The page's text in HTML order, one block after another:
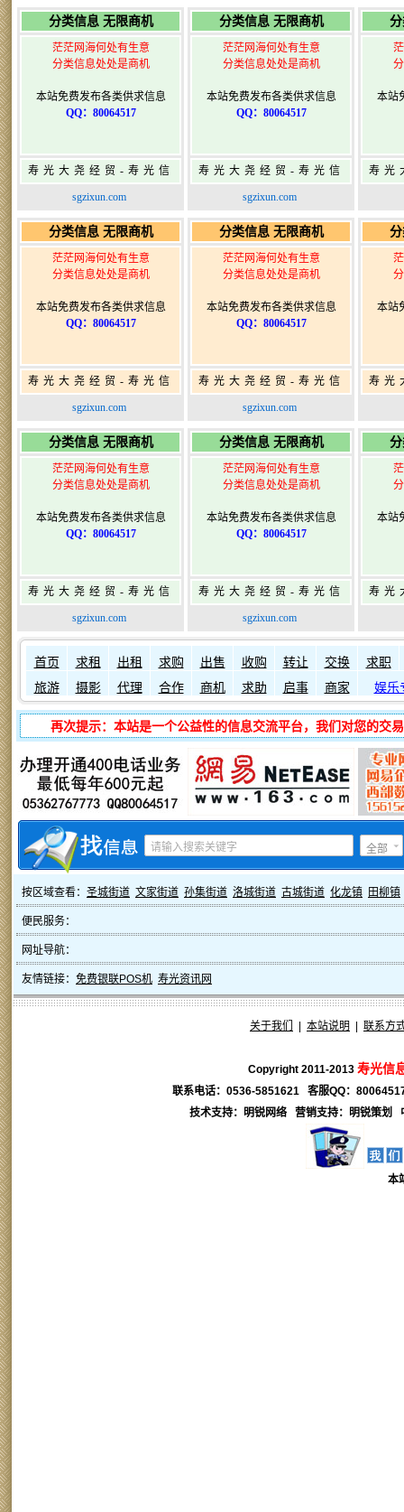
分类信息 无限商机
茫茫网海何处有生意
分类信息处处是商机
本站免费发布各类供求信息
QQ：80064517
寿光大尧经贸-寿光信
息网-免费信息发布网-
sgzixun.com
分类信息 无限商机
茫茫网海何处有生意
分类信息处处是商机
本站免费发布各类供求信息
QQ：80064517
寿光大尧经贸-寿光信
息网-免费信息发布网-
sgzixun.com
本站
寿光
分类信息 无限商机
茫茫网海何处有生意
分类信息处处是商机
本站免费发布各类供求信息
QQ：80064517
寿光大尧经贸-寿光信
息网-免费信息发布网-
sgzixun.com
分类信息 无限商机
茫茫网海何处有生意
分类信息处处是商机
本站免费发布各类供求信息
QQ：80064517
寿光大尧经贸-寿光信
息网-免费信息发布网-
sgzixun.com
本站
寿光
分类信息 无限商机
茫茫网海何处有生意
分类信息处处是商机
本站免费发布各类供求信息
QQ：80064517
寿光大尧经贸-寿光信
息网-免费信息发布网-
寿光广告发布
sgzixun.com
分类信息 无限商机
茫茫网海何处有生意
分类信息处处是商机
本站免费发布各类供求信息
QQ：80064517
寿光大尧经贸-寿光信
息网-免费信息发布网-
寿光广告发布
sgzixun.com
本站
寿光
如何发布信息？ 如何固定在
首页 求租 出租 求购 出售 收购 转让 交换
求职
旅游
摄影 代理 合作 商机 求助 启事 商家 娱乐
再次提示：本站是一个公益性的信息交流平台，我们对您的交
全部
按区域查看： 圣城街道 文家街道 孙集街道 洛城街道 古城街道 化龙镇 田柳镇
便民服务：
网址导航：
友情链接： 免费银联POS机 寿光资讯网
关于我们 本站说明 联系方
Copyright 2011-2013 寿光信
联系电话：0536-5851621 客服QQ：
技术支持：明锐网络 营销支持： 明锐策划
本